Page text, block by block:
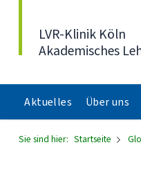
LVR-Klinik Köln
Akademisches
Aktuelles Über uns
Sie sind hier: Startseite